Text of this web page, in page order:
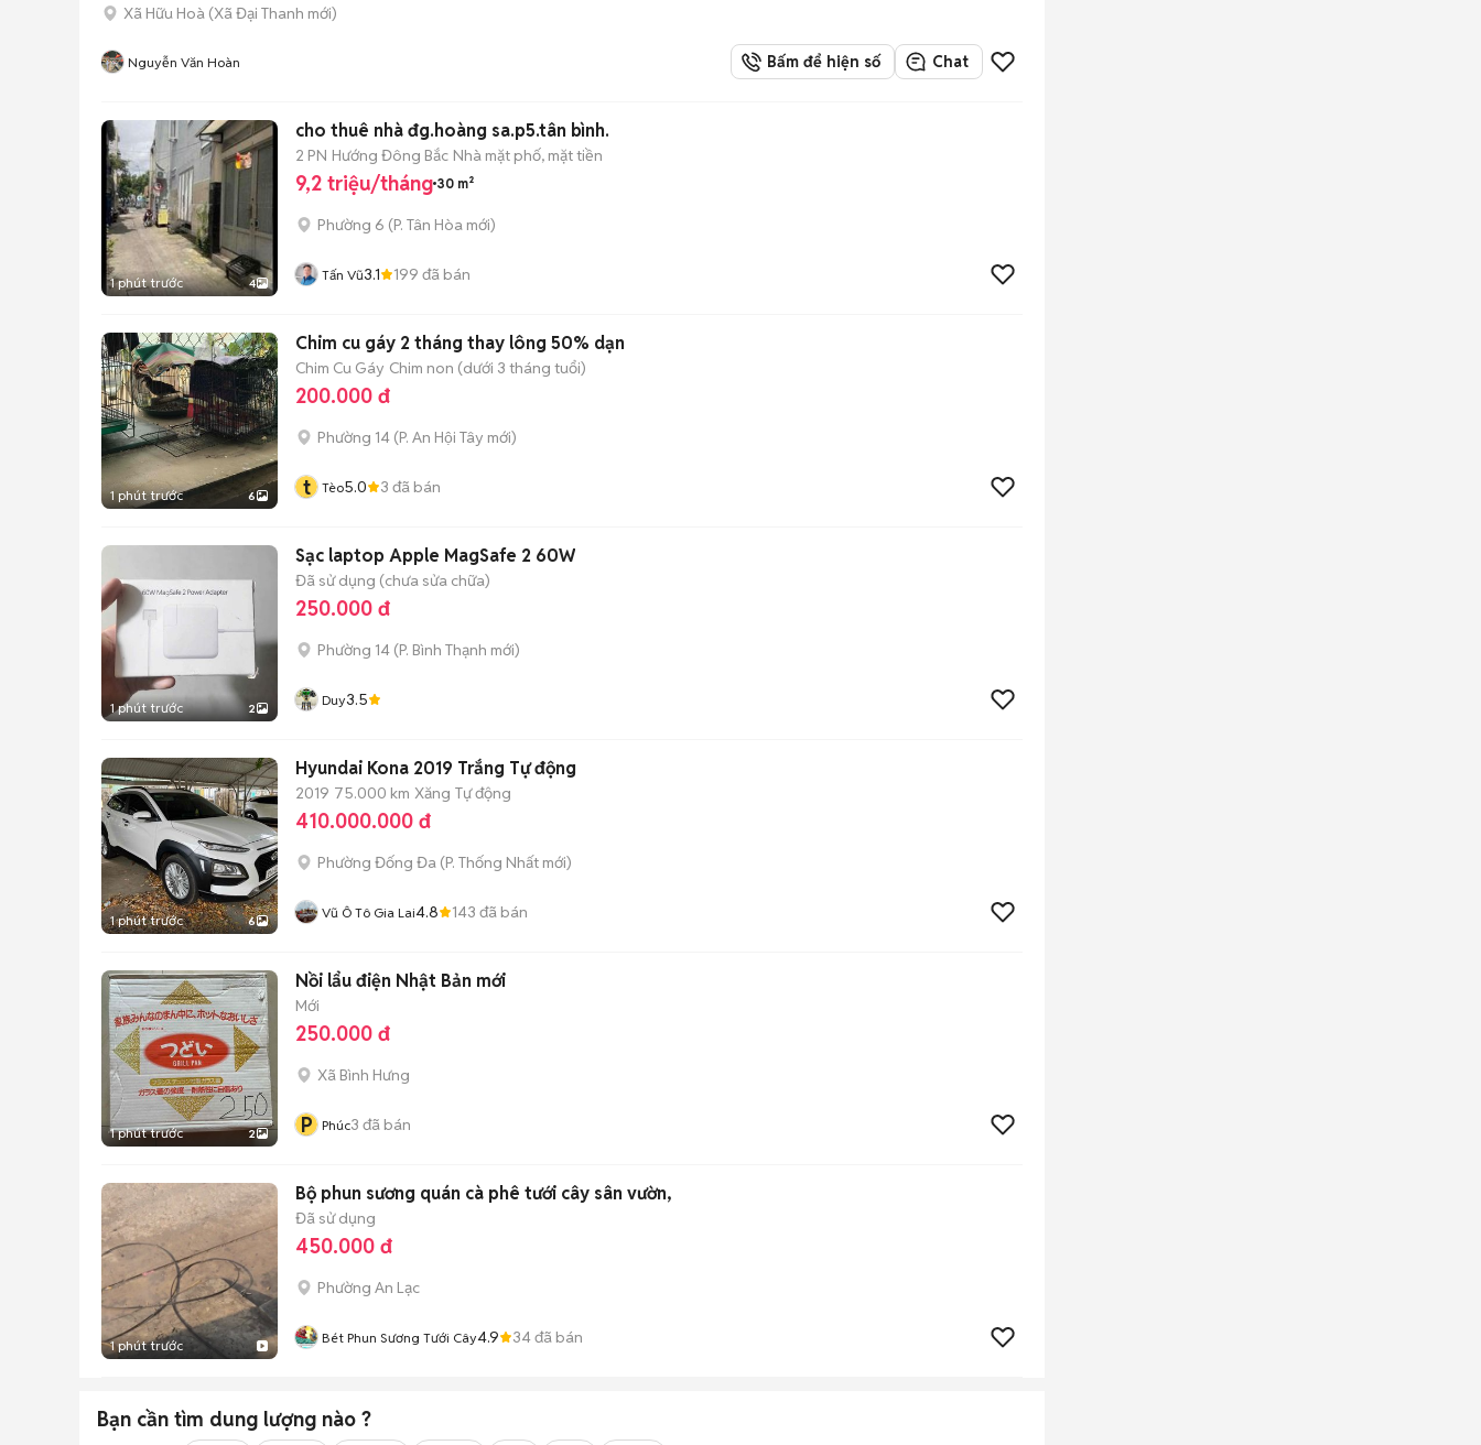
Xã Hữu Hoà (Xã Đại Thanh mới)
Nguyễn Văn Hoàn Bấm để hiện số Chat
1 phút trước 4
cho thuê nhà đg.hoàng sa.p5.tân bình.
2 PN Hướng Đông Bắc Nhà mặt phố, mặt tiền
9,2 triệu/tháng 30 m²
Phường 6 (P. Tân Hòa mới)
Tấn Vũ3.1 199 đã bán
1 phút trước 6
Chim cu gáy 2 tháng thay lông 50% dạn
Chim Cu Gáy Chim non (dưới 3 tháng tuổi)
200.000 đ
Phường 14 (P. An Hội Tây mới)
t Tèo5.0 3 đã bán
1 phút trước 2
Sạc laptop Apple MagSafe 2 60W
Đã sử dụng (chưa sửa chữa)
250.000 đ
Phường 14 (P. Bình Thạnh mới)
Duy3.5
1 phút trước 6
Hyundai Kona 2019 Trắng Tự động
2019 75.000 km Xăng Tự động
410.000.000 đ
Phường Đống Đa (P. Thống Nhất mới)
Vũ Ô Tô Gia Lai4.8 143 đã bán
1 phút trước 2
Nồi lẩu điện Nhật Bản mới
Mới
250.000 đ
Xã Bình Hưng
P Phúc3 đã bán
1 phút trước
Bộ phun sương quán cà phê tưới cây sân vườn,
Đã sử dụng
450.000 đ
Phường An Lạc
Bét Phun Sương Tưới Cây4.9 34đã bán
Bạn cần tìm dung lượng nào ?